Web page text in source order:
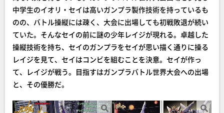
中学生のイオリ・セイは高いガンプラ製作技術を持っているも
のの、バトル操縦には疎く、大会に出場しても初戦敗退が続い
ていた。そんなセイの前に謎の少年レイジが現れる。卓越した
操縦技術を持ち、セイのガンプラをセイが思い描く通りに操る
レイジを見て、セイはコンビを組むことを決意。セイが作っ
て、レイジが戦う。目指すはガンプラバトル世界大会への出場
と、その優勝だ。